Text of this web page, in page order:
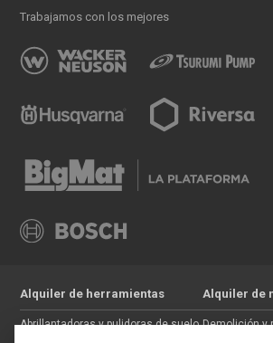
Trabajamos con los mejores
Alquiler de herramientas
Abrillantadoras y pulidoras de suelo
Alquiler de
Demolición y